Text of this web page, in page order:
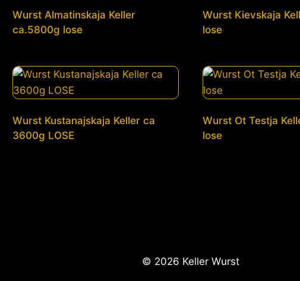
Wurst Almatinskaja Keller
ca.5800g lose
Wurst Kievskaja
lose
Wurst Kustanajskaja Keller ca
3600g LOSE
Wurst Ot Testja
lose
© 2026 Keller Wurst